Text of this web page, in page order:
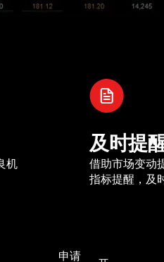
机
及时提
借助市场变动
指标提醒，及